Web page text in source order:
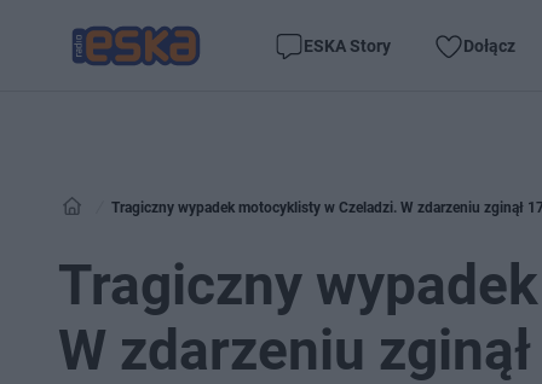
ESKA Story Dołącz
Tragiczny wypadek motocyklisty w Czeladzi. W zdarzeniu zginął
Tragiczny
W zdarzeniu